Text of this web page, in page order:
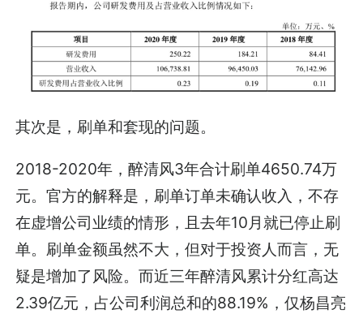
其次是，刷单和套现的问题。
2018-2020年，醉清风3年合计刷单4650.74万
元。官方的解释是，刷单订单未确认收入，不存
在虚增公司业绩的情形，且去年10月就已停止刷
单。刷单金额虽然不大，但对于投资人而言，无
疑是增加了风险。而近三年醉清风累计分红高达
2.39亿元，占公司利润总和的88.19%，仅杨昌亮